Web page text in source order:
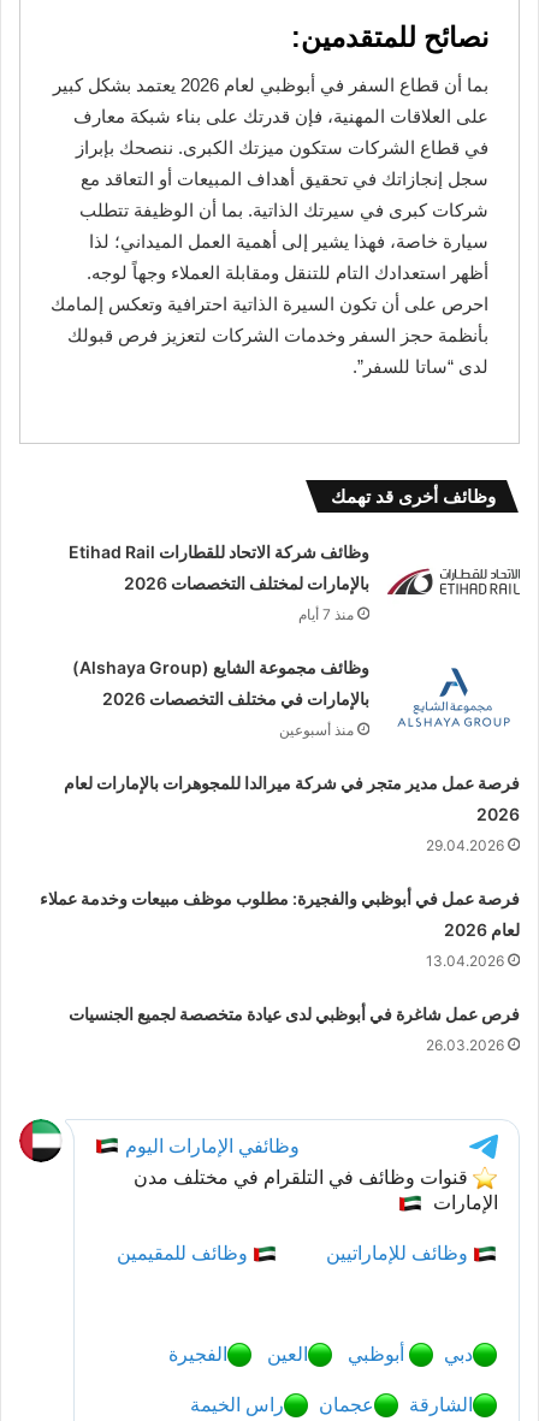
نصائح للمتقدمين:
بما أن قطاع السفر في أبوظبي لعام 2026 يعتمد بشكل كبير
على العلاقات المهنية، فإن قدرتك على بناء شبكة معارف
في قطاع الشركات ستكون ميزتك الكبرى. ننصحك بإبراز
سجل إنجازاتك في تحقيق أهداف المبيعات أو التعاقد مع
شركات كبرى في سيرتك الذاتية. بما أن الوظيفة تتطلب
سيارة خاصة، فهذا يشير إلى أهمية العمل الميداني؛ لذا
أظهر استعدادك التام للتنقل ومقابلة العملاء وجهاً لوجه.
احرص على أن تكون السيرة الذاتية احترافية وتعكس إلمامك
بأنظمة حجز السفر وخدمات الشركات لتعزيز فرص قبولك
لدى “ساتا للسفر”.
وظائف أخرى قد تهمك
وظائف شركة الاتحاد للقطارات Etihad Rail
بالإمارات لمختلف التخصصات 2026
منذ 7 أيام
وظائف مجموعة الشايع (Alshaya Group)
بالإمارات في مختلف التخصصات 2026
منذ أسبوعين
فرصة عمل مدير متجر في شركة ميرالدا للمجوهرات بالإمارات لعام
2026
29.04.2026
فرصة عمل في أبوظبي والفجيرة: مطلوب موظف مبيعات وخدمة عملاء
لعام 2026
13.04.2026
فرص عمل شاغرة في أبوظبي لدى عيادة متخصصة لجميع الجنسيات
26.03.2026